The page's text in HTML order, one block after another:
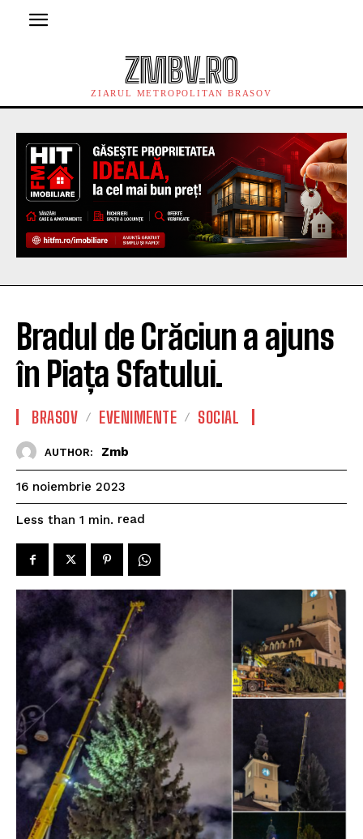
ZMBV.RO
ZIARUL METROPOLITAN BRASOV
Bradul de Crăciun a ajuns
în Piața Sfatului.
BRASOV EVENIMENTE SOCIAL
AUTHOR: Zmb
16 noiembrie 2023
Less than 1 min. read